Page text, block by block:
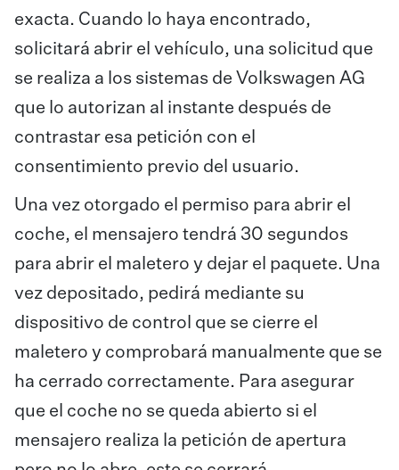
exacta. Cuando lo haya encontrado,
solicitará abrir el vehículo, una solicitud que
se realiza a los sistemas de Volkswagen AG
que lo autorizan al instante después de
contrastar esa petición con el
consentimiento previo del usuario.
Una vez otorgado el permiso para abrir el
coche, el mensajero tendrá 30 segundos
para abrir el maletero y dejar el paquete. Una
vez depositado, pedirá mediante su
dispositivo de control que se cierre el
maletero y comprobará manualmente que se
ha cerrado correctamente. Para asegurar
que el coche no se queda abierto si el
mensajero realiza la petición de apertura